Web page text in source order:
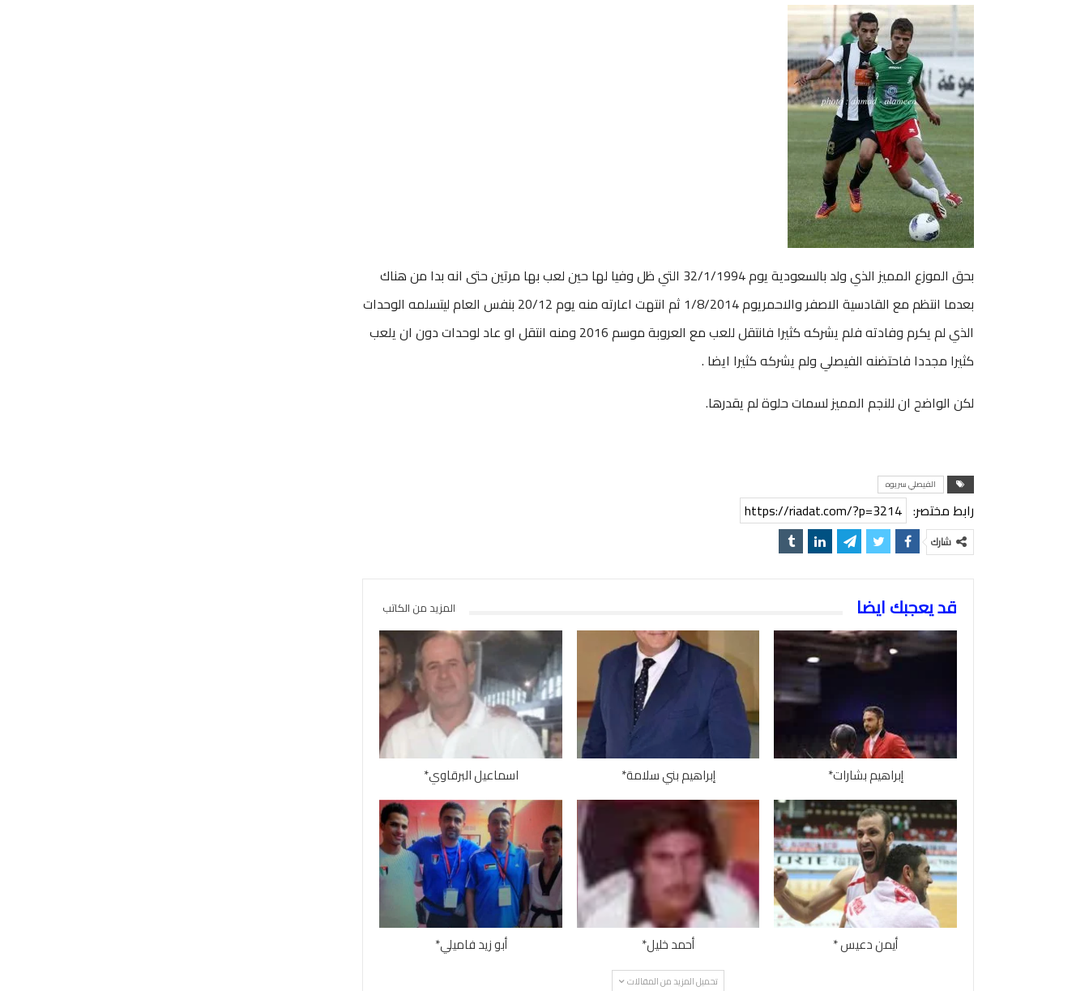
بحق الموزع المميز الذي ولد بالسعودية يوم 32/1/1994 التي ظل وفيا لها حين لعب بها مرتين حتى انه بدا من هناك
بعدما انتظم مع القادسية الاصفر والاحمريوم 1/8/2014 ثم انتهت اعارته منه يوم 20/12 بنفس العام ليتسلمه الوحدات
الذي لم يكرم وفادته فلم يشركه كثيرا فانتقل للعب مع العروبة موسم 2016 ومنه انتقل او عاد لوحدات دون ان يلعب
كثيرا مجددا فاحتضنه الفيصلي ولم يشركه كثيرا ايضا .
لكن الواضح ان للنجم المميز لسمات حلوة لم يقدرها.
الفيصلي سريوه
رابط مختصر: https://riadat.com/?p=3214
شارك
قد يعجبك ايضا المزيد من الكاتب
إبراهيم بشارات* إبراهيم بني سلامة* اسماعيل البرقاوي*
أيمن دعيس * أحمد خليل* أبو زيد فاميلي*
تحميل المزيد من المقالات